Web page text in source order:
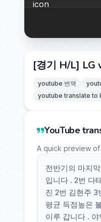
[경기 H/L] LG
youtube 번역
youtube translate to
YouTube
A quick preview
전반기의 마지
입니다 . 2번 다
진 2번 김현주 3
평균 득점높은
이루 갑니다 .